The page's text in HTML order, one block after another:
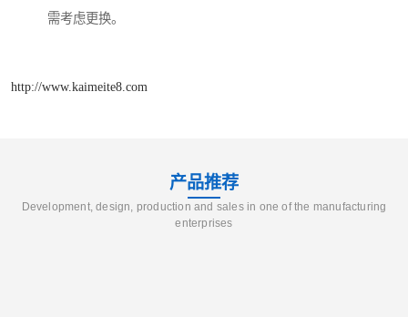
需考虑更换。
http://www.kaimeite8.com
产品推荐
Development, design, production and sales in one of the manufacturing
enterprises